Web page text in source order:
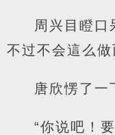
周兴目瞪口
不过不会這么做
唐欣愣了一
“你说吧！